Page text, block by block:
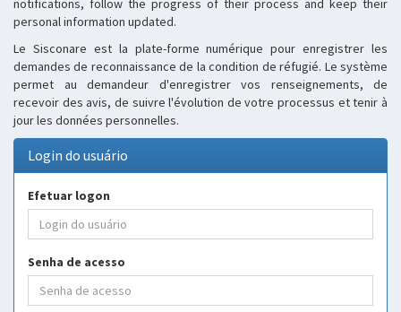
notifications, follow the progress of their process and keep their
personal information updated.
Le Sisconare est la plate-forme numérique pour enregistrer les
demandes de reconnaissance de la condition de réfugié. Le système
permet au demandeur d'enregistrer vos renseignements, de
recevoir des avis, de suivre l'évolution de votre processus et tenir à
jour les données personnelles.
Login do usuário
Efetuar logon
Senha de acesso